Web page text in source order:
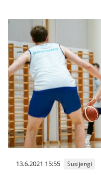
13.6.2021 15:55 Susijengi